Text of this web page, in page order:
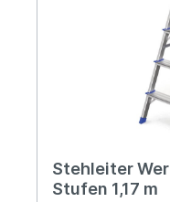
Stehleiter
Stufen 1,17 m